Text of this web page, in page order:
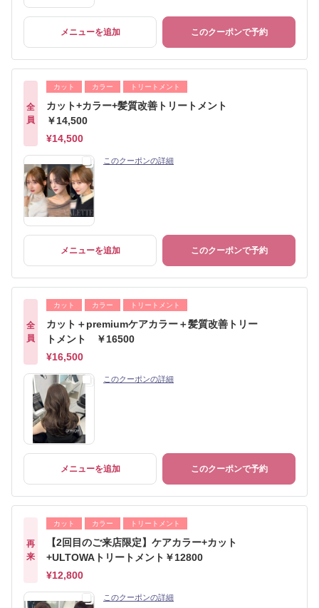
メニューを追加 このクーポンで予約
全
員
カット カラー トリートメント
カット+カラー+髪質改善トリートメント
￥14,500
¥14,500
このクーポンの詳細
メニューを追加 このクーポンで予約
全
員
カット カラー トリートメント
カット＋premiumケアカラー＋髪質改善トリー
トメント ￥16500
¥16,500
このクーポンの詳細
メニューを追加 このクーポンで予約
再
来
カット カラー トリートメント
【2回目のご来店限定】ケアカラー+カット
+ULTOWAトリートメント￥12800
¥12,800
このクーポンの詳細